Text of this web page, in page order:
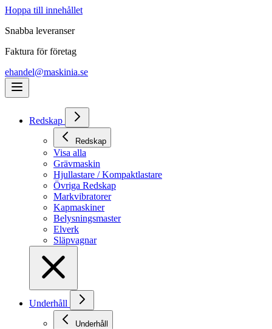
Hoppa till innehållet
Snabba leveranser
Faktura för företag
ehandel@maskinia.se
Redskap
Redskap
Visa alla
Grävmaskin
Hjullastare / Kompaktlastare
Övriga Redskap
Markvibratorer
Kapmaskiner
Belysningsmaster
Elverk
Släpvagnar
Underhåll
Underhåll